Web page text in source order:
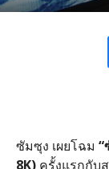
ซัมซุง เผยโฉม
8K)ครั้งแรกกับ